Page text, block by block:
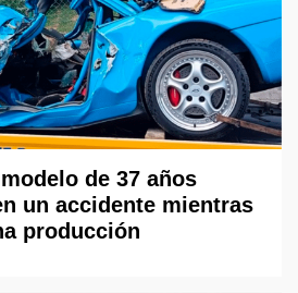
de 37 años
un accidente mientras
producción